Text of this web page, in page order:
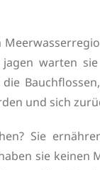
jagen warten
und sich
Sie
sie keinen